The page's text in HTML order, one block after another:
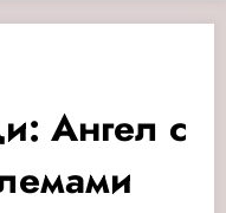
Ангел с